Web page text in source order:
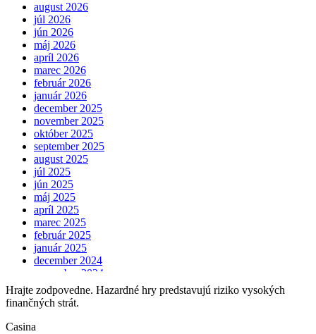
august 2026
júl 2026
jún 2026
máj 2026
apríl 2026
marec 2026
február 2026
január 2026
december 2025
november 2025
október 2025
september 2025
august 2025
júl 2025
jún 2025
máj 2025
apríl 2025
marec 2025
február 2025
január 2025
december 2024
november 2024
október 2024
september 2024
august 2024
júl 2024
Hrajte zodpovedne. Hazardné hry predstavujú riziko vysokých
finančných strát.
Casina